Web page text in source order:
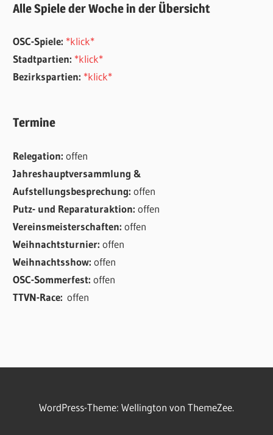
Alle Spiele der Woche in der Übersicht
OSC-Spiele: *klick*
Stadtpartien: *klick*
Bezirkspartien: *klick*
Termine
Relegation:offen
Jahreshauptversammlung &
Aufstellungsbesprechung:offen
Putz- und Reparaturaktion:offen
Vereinsmeisterschaften:offen
Weihnachtsturnier:offen
Weihnachtsshow:offen
OSC-Sommerfest:offen
TTVN-Race:offen
WordPress-Theme: Wellington von ThemeZee.